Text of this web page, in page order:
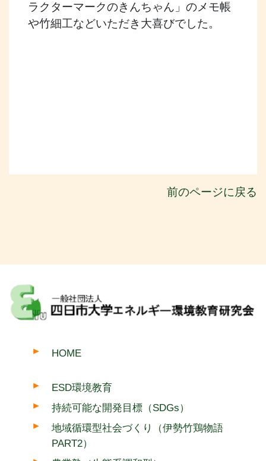
ラクターマークのきんちゃん」のメモ帳
や竹細工などいただき大喜びでした。
前のページに戻る
HOME
ESD環境教育
持続可能な開発目標（SDGs）
地域循環型社会づくり（伊勢竹鶏物語
PART2）